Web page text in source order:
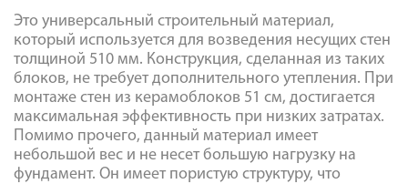
Это универсальный строительный материал,
который используется для возведения несущих стен
толщиной 510 мм. Конструкция, сделанная из таких
блоков, не требует дополнительного утепления. При
монтаже стен из керамоблоков 51 см, достигается
максимальная эффективность при низких затратах.
Помимо прочего, данный материал имеет
небольшой вес и не несет большую нагрузку на
фундамент. Он имеет пористую структуру, что